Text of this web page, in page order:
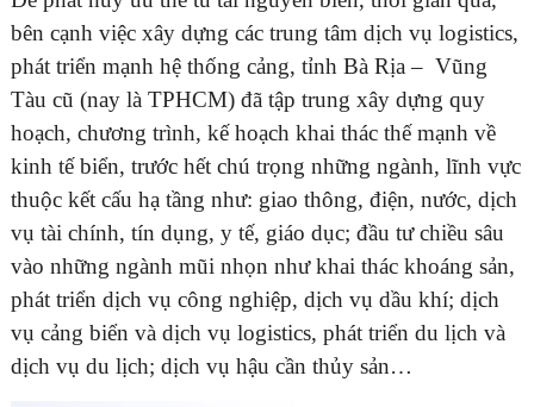
bên cạnh việc xây dựng các trung tâm dịch vụ logistics,
phát triển mạnh hệ thống cảng, tỉnh Bà Rịa – Vũng
Tàu cũ (nay là TPHCM) đã tập trung xây dựng quy
hoạch, chương trình, kế hoạch khai thác thế mạnh về
kinh tế biển, trước hết chú trọng những ngành, lĩnh vực
thuộc kết cấu hạ tầng như: giao thông, điện, nước, dịch
vụ tài chính, tín dụng, y tế, giáo dục; đầu tư chiều sâu
vào những ngành mũi nhọn như khai thác khoáng sản,
phát triển dịch vụ công nghiệp, dịch vụ dầu khí; dịch
vụ cảng biển và dịch vụ logistics, phát triển du lịch và
dịch vụ du lịch; dịch vụ hậu cần thủy sản…